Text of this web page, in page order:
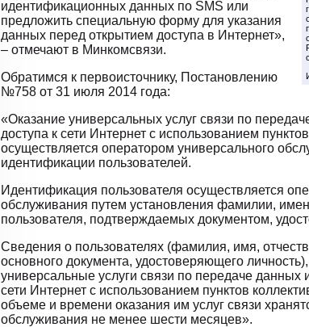
идентификационных данных по SMS или
предложить специальную форму для указания
данных перед открытием доступа в Интернет»,
– отмечают в Минкомсвязи.
Обратимся к первоисточнику, Постановлению
№758 от 31 июля 2014 года:
«Оказание универсальных услуг связи по
доступа к сети Интернет с использованием
осуществляется оператором универсального
идентификации пользователей.
Идентификация пользователя осуществляется
обслуживания путем установления фамилии,
пользователя, подтверждаемых документом,
Сведения о пользователях (фамилия, имя,
основного документа, удостоверяющего
универсальные услуги связи по передаче данных
сети Интернет с использованием пунктов
объеме и времени оказания им услуг связи
обслуживания не менее шести месяцев».